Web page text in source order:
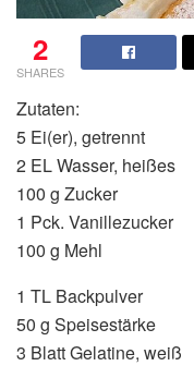
2
SHARES
Zutaten:
5 Ei(er), getrennt
2 EL Wasser, heißes
100 g Zucker
1 Pck. Vanillezucker
100 g Mehl
1 TL Backpulver
50 g Speisestärke
3 Blatt Gelatine, weiß